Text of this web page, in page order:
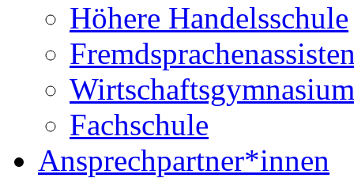
Höhere Handelsschule
Wirtschaftsgymnasium
Fachschule
Ansprechpartner*innen